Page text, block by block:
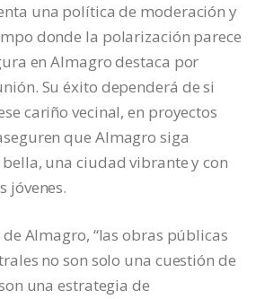
una política de moderación y
donde la polarización parece
en Almagro destaca por
Su éxito dependerá de si
cariño vecinal, en proyectos
que Almagro siga
una ciudad vibrante y con
jóvenes.
Almagro, “las obras públicas
no son solo una cuestión de
una estrategia de